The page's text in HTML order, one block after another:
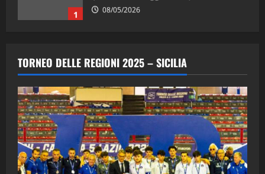
1 08/05/2026
2
“SportEmpire” in Podcast: 29^ Puntata
(Martedi 28 Aprile 2026)
28/04/2026
3
"SportEmpire" in Podcast
“SportEmpire” in Podcast: 28^ Puntata
(Martedi 21 Aprile 2026)
21/04/2026
TORNEO DELLE REGIONI 2025 – SICILIA